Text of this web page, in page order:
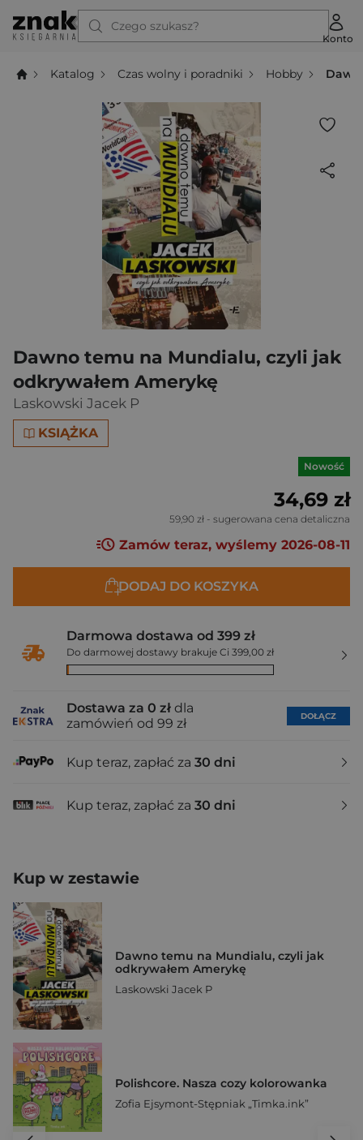
Czego szukasz?
Konto
Katalog Czas wolny i poradniki Hobby
Dawno temu na Mundialu, czyli jak
odkrywałem Amerykę
Laskowski Jacek P
KSIĄŻKA
Nowość
34,69 zł
59,90 zł - sugerowana cena detaliczna
Zamów teraz, wyślemy 2026-08-11
DODAJ DO KOSZYKA
Darmowa dostawa od 399 zł
Do darmowej dostawy brakuje Ci 399,00 zł
Dostawa za 0 zł dla
zamówień od 99 zł
DOŁĄCZ
Kup teraz, zapłać za 30 dni
Kup teraz, zapłać za 30 dni
Kup w zestawie
Dawno temu na Mundialu, czyli jak
odkrywałem Amerykę
Laskowski Jacek P
Polishcore. Nasza cozy kolorowanka
Zofia Ejsymont-Stępniak „Timka.ink”